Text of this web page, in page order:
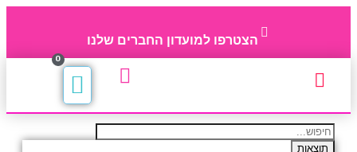
הצטרפו למועדון החברים שלנו
0
תוצאות